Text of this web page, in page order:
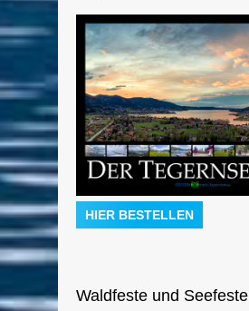
HIER BESTELLEN
Waldfeste und Seefeste